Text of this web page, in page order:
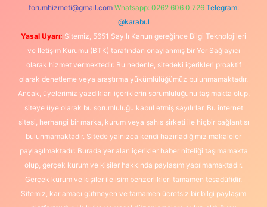
forumhizmeti@gmail.com Whatsapp: 0262 606 0 726 Telegram:
@karabul
Yasal Uyarı: Sitemiz, 5651 Sayılı Kanun gereğince Bilgi Teknolojileri
ve İletişim Kurumu (BTK) tarafından onaylanmış bir Yer Sağlayıcı
olarak hizmet vermektedir. Bu nedenle, sitedeki içerikleri proaktif
olarak denetleme veya araştırma yükümlülüğümüz bulunmamaktadır.
Ancak, üyelerimiz yazdıkları içeriklerin sorumluluğunu taşımakta olup,
siteye üye olarak bu sorumluluğu kabul etmiş sayılırlar. Bu internet
sitesi, herhangi bir marka, kurum veya şahıs şirketi ile hiçbir bağlantısı
bulunmamaktadır. Sitede yalnızca kendi hazırladığımız makaleler
paylaşılmaktadır. Burada yer alan içerikler haber niteliği taşımamakta
olup, gerçek kurum ve kişiler hakkında paylaşım yapılmamaktadır.
Gerçek kurum ve kişiler ile isim benzerlikleri tamamen tesadüfidir.
Sitemiz, kar amacı gütmeyen ve tamamen ücretsiz bir bilgi paylaşım